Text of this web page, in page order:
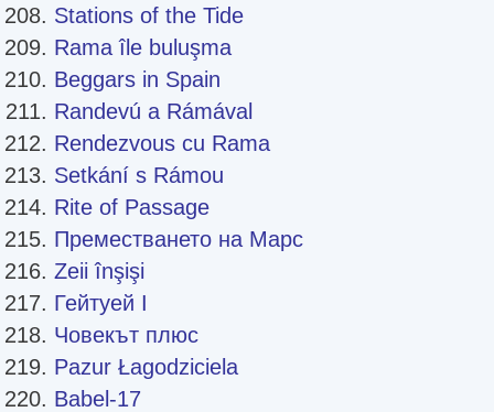
Stations of the Tide
Rama île buluşma
Beggars in Spain
Randevú a Rámával
Rendezvous cu Rama
Setkání s Rámou
Rite of Passage
Преместването на Марс
Zeii înşişi
Гейтуей I
Човекът плюс
Pazur Łagodziciela
Babel-17